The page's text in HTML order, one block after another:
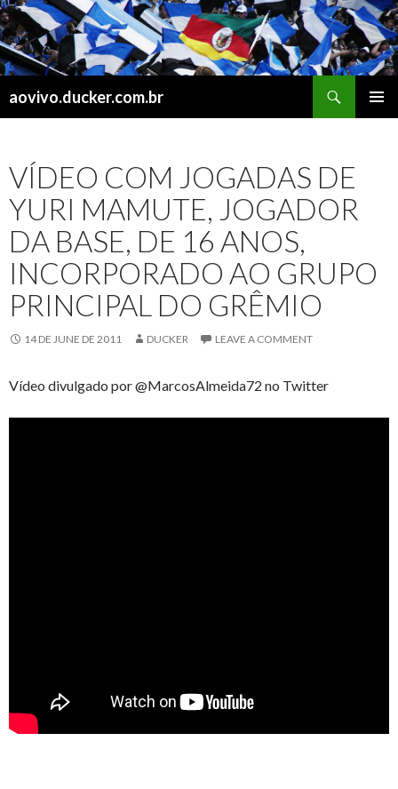
aovivo.ducker.com.br
VÍDEO COM JOGADAS DE
YURI MAMUTE, JOGADOR
DA BASE, DE 16 ANOS,
INCORPORADO AO GRUPO
PRINCIPAL DO GRÊMIO
14 DE JUNE DE 2011 DUCKER LEAVE A COMMENT
Vídeo divulgado por @MarcosAlmeida72 no Twitter